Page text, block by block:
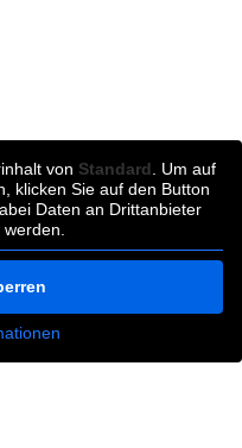
von Standard. Um auf
klicken Sie auf den Button
Daten an Drittanbieter